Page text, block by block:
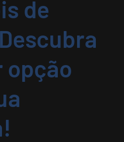
de
opção